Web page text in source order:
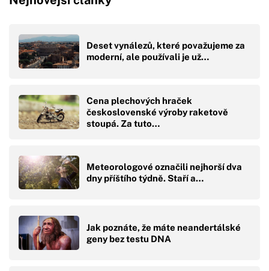
Deset vynálezů, které považujeme za
moderní, ale používali je už…
Cena plechových hraček
československé výroby raketově
stoupá. Za tuto…
Meteorologové označili nejhorší dva
dny příštího týdně. Staří a…
Jak poznáte, že máte neandertálské
geny bez testu DNA